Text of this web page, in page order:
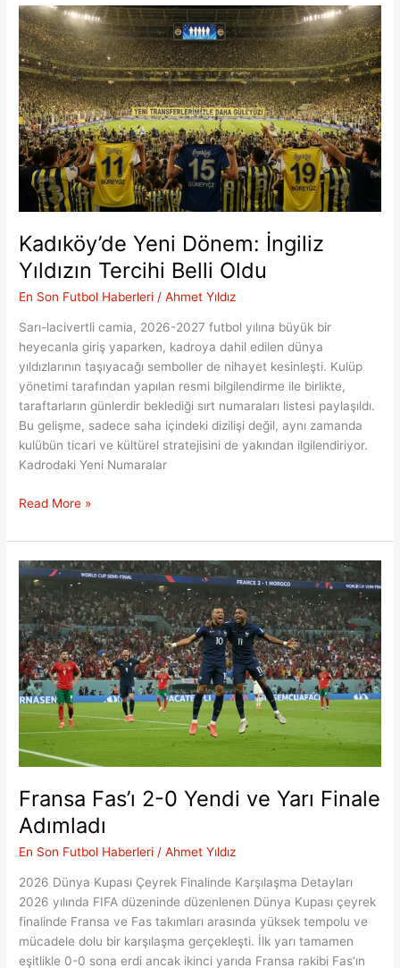
En
Zorlu
Sınavı:
Monza
Randevusu
Kadıköy’de Yeni Dönem: İngiliz
Yıldızın Tercihi Belli Oldu
En Son Futbol Haberleri /Ahmet Yıldız
Sarı-lacivertli camia, 2026-2027 futbol yılına büyük bir
heyecanla giriş yaparken, kadroya dahil edilen dünya
yıldızlarının taşıyacağı semboller de nihayet kesinleşti. Kulüp
yönetimi tarafından yapılan resmi bilgilendirme ile birlikte,
taraftarların günlerdir beklediği sırt numaraları listesi paylaşıldı.
Bu gelişme, sadece saha içindeki dizilişi değil, aynı zamanda
kulübün ticari ve kültürel stratejisini de yakından ilgilendiriyor.
Kadrodaki Yeni Numaralar
Kadıköy’de
Dönem:
İngiliz
Yıldızın
Tercihi
Belli
Oldu
Read More »
Fransa Fas’ı 2-0 Yendi ve Yarı Finale
Adımladı
En Son Futbol Haberleri /Ahmet Yıldız
2026 Dünya Kupası Çeyrek Finalinde Karşılaşma Detayları
2026 yılında FIFA düzeninde düzenlenen Dünya Kupası çeyrek
finalinde Fransa ve Fas takımları arasında yüksek tempolu ve
mücadele dolu bir karşılaşma gerçekleşti. İlk yarı tamamen
eşitlikle 0-0 sona erdi ancak ikinci yarıda Fransa rakibi Fas’ın